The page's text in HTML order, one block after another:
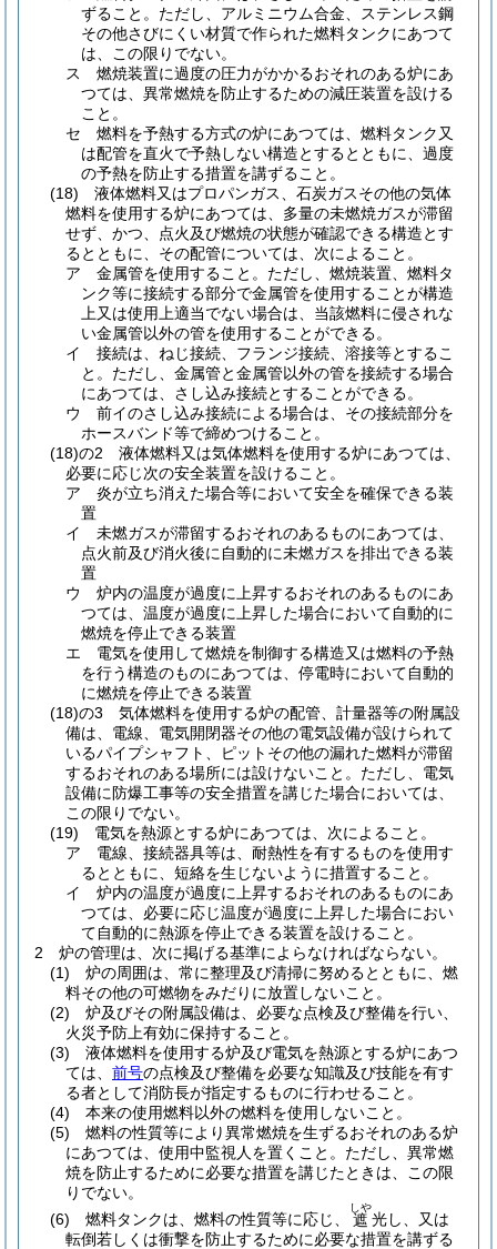
ずること。 ただし、アルミニウム合金、ステンレス鋼
その他さびにくい材質で作られた燃料タンクにあつて
は、この限りでない。
ス
燃焼装置に過度の圧力がかかるおそれのある炉にあ
つては、異常燃焼を防止するための減圧装置を設ける
こと。
セ
燃料を予熱する方式の炉にあつては、燃料タンク又
は配管を直火で予熱しない構造とするとともに、過度
の予熱を防止する措置を講ずること。
(18)
液体燃料又はプロパンガス、石炭ガスその他の気体
燃料を使用する炉にあつては、多量の未燃焼ガスが滞留
せず、かつ、点火及び燃焼の状態が確認できる構造とす
るとともに、その配管については、次によること。
ア
金属管を使用すること。 ただし、燃焼装置、燃料タ
ンク等に接続する部分で金属管を使用することが構造
上又は使用上適当でない場合は、当該燃料に侵されな
い金属管以外の管を使用することができる。
イ
接続は、ねじ接続、フランジ接続、溶接等とするこ
と。 ただし、金属管と金属管以外の管を接続する場合
にあつては、さし込み接続とすることができる。
ウ
前イのさし込み接続による場合は、その接続部分を
ホースバンド等で締めつけること。
(18)の2
液体燃料又は気体燃料を使用する炉にあつては、
必要に応じ次の安全装置を設けること。
ア
炎が立ち消えた場合等において安全を確保できる装
置
イ
未燃ガスが滞留するおそれのあるものにあつては、
点火前及び消火後に自動的に未燃ガスを排出できる装
置
ウ
炉内の温度が過度に上昇するおそれのあるものにあ
つては、温度が過度に上昇した場合において自動的に
燃焼を停止できる装置
エ
電気を使用して燃焼を制御する構造又は燃料の予熱
を行う構造のものにあつては、停電時において自動的
に燃焼を停止できる装置
(18)の3
気体燃料を使用する炉の配管、計量器等の附属設
備は、電線、電気開閉器その他の電気設備が設けられて
いるパイプシャフト、ピットその他の漏れた燃料が滞留
するおそれのある場所には設けないこと。 ただし、電気
設備に防爆工事等の安全措置を講じた場合においては、
この限りでない。
(19)
電気を熱源とする炉にあつては、次によること。
ア
電線、接続器具等は、耐熱性を有するものを使用す
るとともに、短絡を生じないように措置すること。
イ
炉内の温度が過度に上昇するおそれのあるものにあ
つては、必要に応じ温度が過度に上昇した場合におい
て自動的に熱源を停止できる装置を設けること。
2
炉の管理は、次に掲げる基準によらなければならない。
(1)
炉の周囲は、常に整理及び清掃に努めるとともに、燃
料その他の可燃物をみだりに放置しないこと。
(2)
炉及びその附属設備は、必要な点検及び整備を行い、
火災予防上有効に保持すること。
(3)
液体燃料を使用する炉及び電気を熱源とする炉にあつ
ては、 前号の点検及び整備を必要な知識及び技能を有す
る者として消防長が指定するものに行わせること。
(4)
本来の使用燃料以外の燃料を使用しないこと。
(5)
燃料の性質等により異常燃焼を生ずるおそれのある炉
にあつては、使用中監視人を置くこと。 ただし、異常燃
焼を防止するために必要な措置を講じたときは、この限
りでない。
(6)
燃料タンクは、燃料の性質等に応じ、 遮
しや
光し、又は
転倒若しくは衝撃を防止するために必要な措置を講ずる